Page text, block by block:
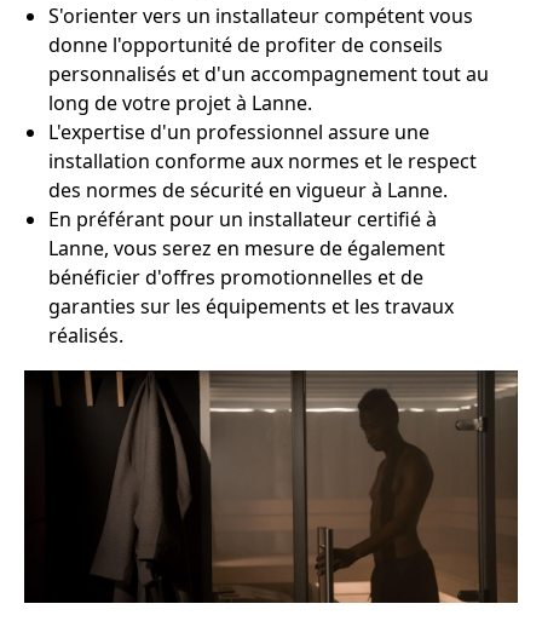
S'orienter vers un installateur compétent vous
donne l'opportunité de profiter de conseils
personnalisés et d'un accompagnement tout au
long de votre projet à Lanne.
L'expertise d'un professionnel assure une
installation conforme aux normes et le respect
des normes de sécurité en vigueur à Lanne.
En préférant pour un installateur certifié à
Lanne, vous serez en mesure de également
bénéficier d'offres promotionnelles et de
garanties sur les équipements et les travaux
réalisés.